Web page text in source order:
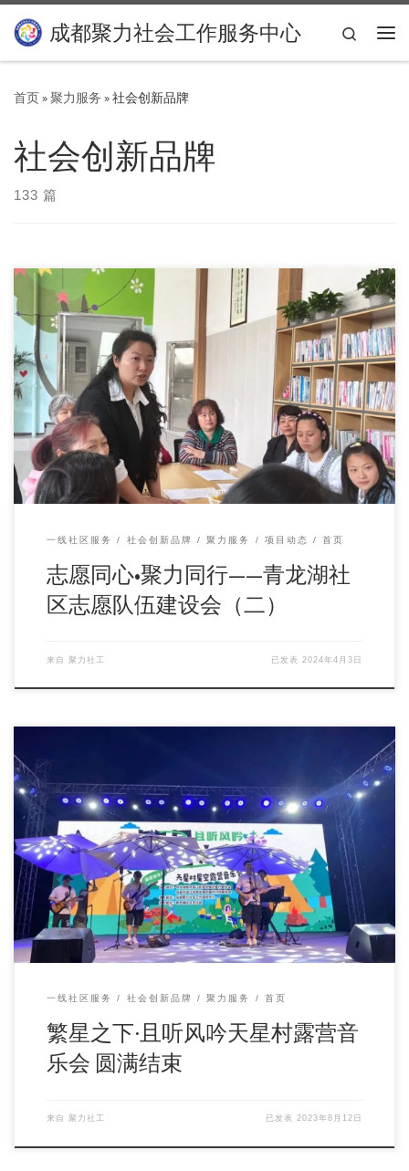
Skip to content
成都聚力社会工作服务中心
Search
首页»聚力服务 »社会创新品牌
社会创新品牌
133 篇
志愿服务 爱在青龙湖 为进一步壮大和发展青龙湖社区志愿者
队伍，强化志愿者的服务意识，并进一步提升其专 […]
一线社区服务 社会创新品牌 聚力服务 项目动态 首页
志愿同心•聚力同行——青龙湖社
区志愿队伍建设会（二）
来自 聚力社工 已发表 2024年4月3日
2023年8月11日由中共成都市温江区寿安镇天星村委员会、成
都市温江区寿安镇天星村村民委员会主办，成 […]
一线社区服务 社会创新品牌 聚力服务 首页
繁星之下·且听风吟天星村露营音
乐会 圆满结束
来自 聚力社工 已发表2023年8月12日